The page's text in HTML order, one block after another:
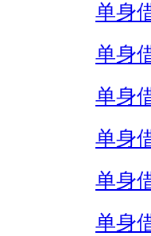
单身
单身
单身
单身
单身
单身